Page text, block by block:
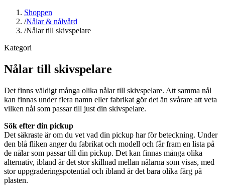
Shoppen
/Nålar & nålvård
/Nålar till skivspelare
Kategori
Nålar till skivspelare
Det finns väldigt många olika nålar till skivspelare. Att samma nål
kan finnas under flera namn eller fabrikat gör det än svårare att veta
vilken nål som passar till just din skivspelare.
Sök efter din pickup
Det säkraste är om du vet vad din pickup har för beteckning. Under
den blå fliken anger du fabrikat och modell och får fram en lista på
de nålar som passar till din pickup. Det kan finnas många olika
alternativ, ibland är det stor skillnad mellan nålarna som visas, med
stor uppgraderingspotential och ibland är det bara olika färg på
plasten.